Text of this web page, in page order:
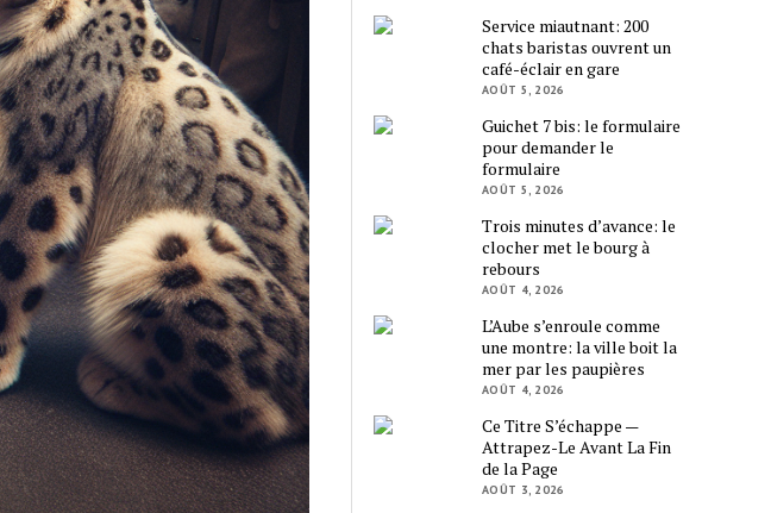
Service miautnant: 200
chats baristas ouvrent un
café-éclair en gare
AOÛT 5, 2026
Guichet 7 bis: le formulaire
pour demander le
formulaire
AOÛT 5, 2026
Trois minutes d’avance: le
clocher met le bourg à
rebours
AOÛT 4, 2026
L’Aube s’enroule comme
une montre: la ville boit la
mer par les paupières
AOÛT 4, 2026
Ce Titre S’échappe —
Attrapez-Le Avant La Fin
de la Page
AOÛT 3, 2026